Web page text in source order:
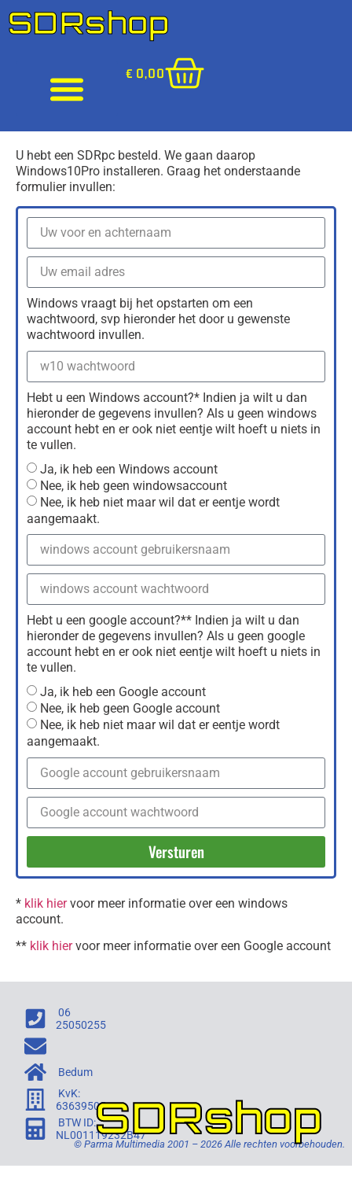
SDRshop
€ 0,00
U hebt een SDRpc besteld. We gaan daarop
Windows10Pro installeren. Graag het onderstaande
formulier invullen:
Windows vraagt bij het opstarten om een
wachtwoord, svp hieronder het door u gewenste
wachtwoord invullen.
Hebt u een Windows account?* Indien ja wilt u dan
hieronder de gegevens invullen? Als u geen windows
account hebt en er ook niet eentje wilt hoeft u niets in
te vullen.
Ja, ik heb een Windows account
Nee, ik heb geen windowsaccount
Nee, ik heb niet maar wil dat er eentje wordt
aangemaakt.
Hebt u een google account?** Indien ja wilt u dan
hieronder de gegevens invullen? Als u geen google
account hebt en er ook niet eentje wilt hoeft u niets in
te vullen.
Ja, ik heb een Google account
Nee, ik heb geen Google account
Nee, ik heb niet maar wil dat er eentje wordt
aangemaakt.
Versturen
* klik hiervoor meer informatie over een windows
account.
** klik hiervoor meer informatie over een Google account
06
25050255
Bedum
KvK:
63639505
BTW ID:
NL001119232B47
© Parma Multimedia 2001 – 2026 Alle rechten voorbehouden.
SDRshop